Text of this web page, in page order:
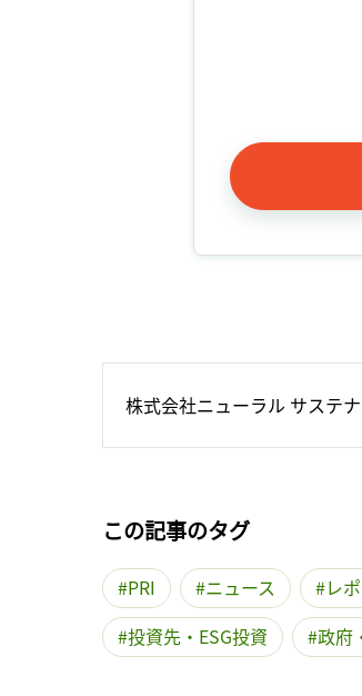
株式会社ニューラル サステ
この記事のタグ
PRI ニュース レ
投資先・ESG投資
政府